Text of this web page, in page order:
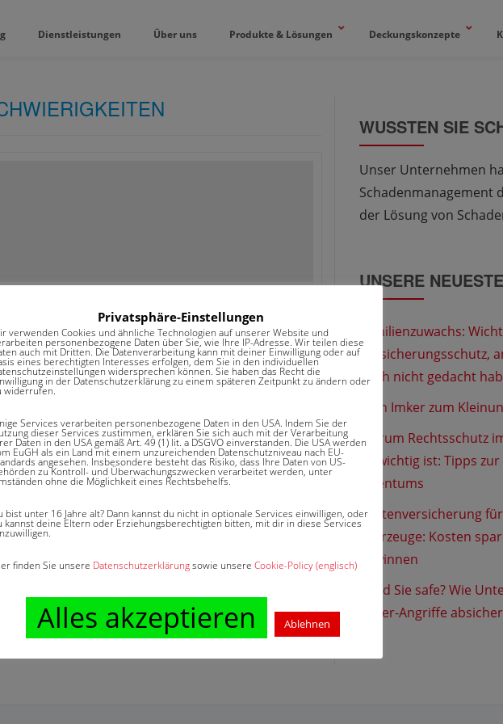
Dienstleistungen Über uns Produkte & Lösungen Deckungskonzepte
Nachrichten
Niederlassung der ASTRA Versicherung. In
gingen wir auf die
die innovativen Produkte der deutschen
ein. Zum damaligen Zeitpunkt waren die
mehrten sich jedoch die Probleme und
WUSSTEN SIE
Unser Unternehmen
Schadenmanagement
der Lösung von
UNSERE
Familienzuwachs:
Versicherungsschutz,
noch nicht gedacht
Vom Imker zum
Warum Rechtsschutz
so wichtig ist: Tipps
Eigentums
Flottenversicherung
Fahrzeuge: Kosten
gewinnen
„Sind Sie safe? Wie
Cyber-Angriffe
Privatsphäre-Einstellungen
verwenden Cookies und ähnliche Technologien auf unserer Website und
personenbezogene Daten über Sie, wie Ihre IP-Adresse. Wir teilen diese
auch mit Dritten. Die Datenverarbeitung kann mit deiner Einwilligung oder auf
eines berechtigten Interesses erfolgen, dem Sie in den individuellen
widersprechen können. Sie haben das Recht die
in der Datenschutzerklärung zu einem späteren Zeitpunkt zu ändern oder
widerrufen.
Services verarbeiten personenbezogene Daten in den USA. Indem Sie der
dieser Services zustimmen, erklären Sie sich auch mit der Verarbeitung
Daten in den USA gemäß Art. 49 (1) lit. a DSGVO einverstanden. Die USA werden
EuGH als ein Land mit einem unzureichenden Datenschutzniveau nach EU-
angesehen. Insbesondere besteht das Risiko, dass Ihre Daten von US-
zu Kontroll- und Überwachungszwecken verarbeitet werden, unter
ohne die Möglichkeit eines Rechtsbehelfs.
bist unter 16 Jahre alt? Dann kannst du nicht in optionale Services einwilligen, oder
kannst deine Eltern oder Erziehungsberechtigten bitten, mit dir in diese Services
finden Sie unsere Datenschutzerklärungsowie unsere Cookie-Policy (englisch)
Alles akzeptieren Ablehnen